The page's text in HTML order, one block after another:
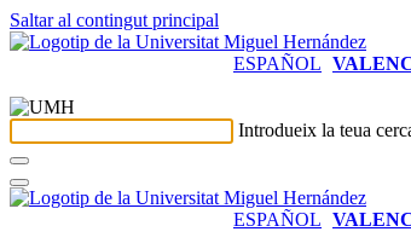
Saltar al contingut principal
ESPAÑOL
Introdueix la teua
ESPAÑOL